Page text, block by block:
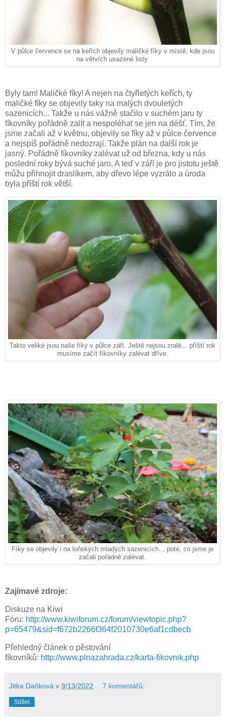
V půlce července se na keřích objevily maličké fíky v místě, kde jsou
na větvích usazené listy.
Byly tam! Maličké fíky! A nejen na čtyřletých keřích, ty
maličké fíky se objevily taky na malých dvouletých
sazenicích... Takže u nás vážně stačilo v suchém jaru ty
fíkovníky pořádně zalít a nespoléhat se jen na déšť. Tím, že
jsme začali až v květnu, objevily se fíky až v půlce července
a nejspíš pořádně nedozrají. Takže plán na další rok je
jasný. Pořádně fíkovníky zalévat už od března, kdy u nás
poslední roky bývá suché jaro. A teď v září je pro jistotu ještě
můžu přihnojit draslíkem, aby dřevo lépe vyzrálo a úroda
byla příští rok větší.
Takto veliké jsou naše fíky v půlce září. Ještě nejsou zralé... příští rok
musíme začít fíkovníky zalévat dříve.
Fíky se objevily i na loňských mladých sazenicích... poté, co jsme je
začali pořádně zalévat.
Zajímavé zdroje:
Diskuze na Kiwi
Fóru: http://www.kiwiforum.cz/forum/viewtopic.php?
p=65479&sid=f672b2266f364f2010730e6af1cdbecb
Přehledný článek o pěstování
fíkovníků: http://www.plnazahrada.cz/karta-fikovnik.php
Jitka Daňková v 9/13/2022 7 komentářů:
Sdílet